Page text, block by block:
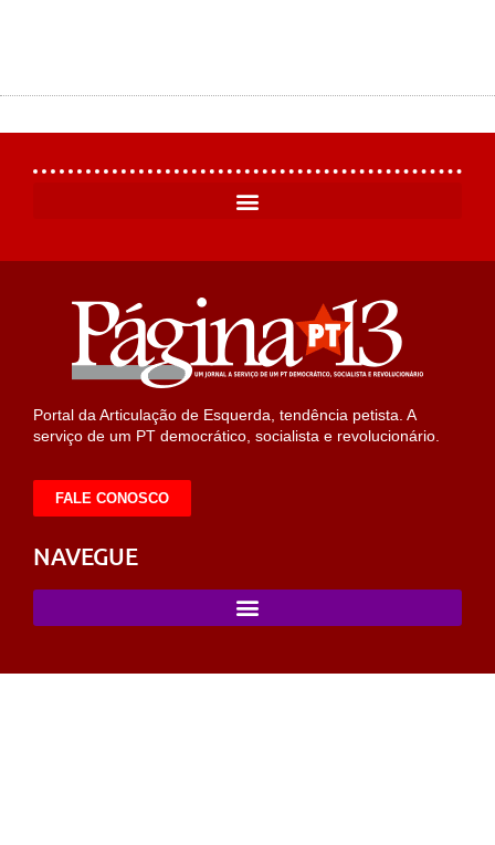
Portal da Articulação de Esquerda, tendência petista. A
serviço de um PT democrático, socialista e revolucionário.
FALE CONOSCO
NAVEGUE